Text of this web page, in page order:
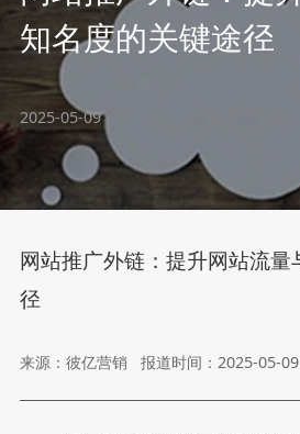
服
新
知名度的关键途径
2025-05-09
网站推广外链：提升网站流量
径
来源：彼亿营销 报道时间：2025-05-